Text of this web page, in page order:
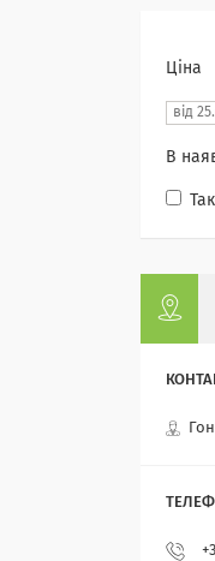
Ціна
В
Так